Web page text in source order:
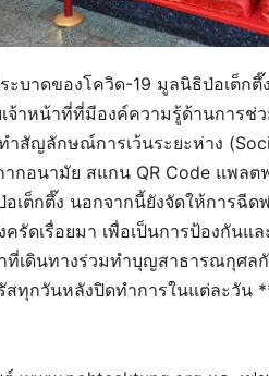
บาดของโควิด-19 มูลนิธิป่อเต็ก
าหน้าที่ที่มีองค์ความรู้ด้านการช่ว
ำสัญลักษณ์การเว้นระยะห่าง
อนามัย สแกน QR Code แพลต
เต็กตึ๊ง นอกจากนี้ยังจัดให้การฉี
ครัดเรื่อยมา เพื่อเป็นการป้องกันแ
เดินทางร่วมทำบุญสาธารณกุศล
สทุกวันหลังปิดทำการในแต่ละวัน